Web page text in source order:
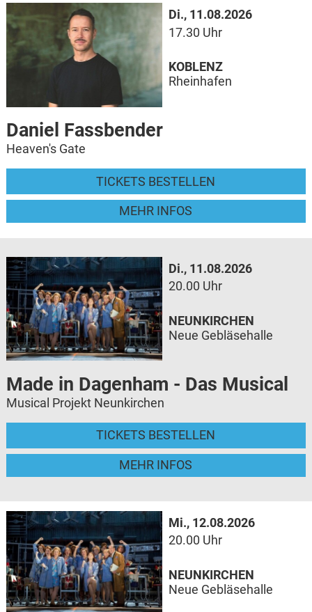
Di., 11.08.2026
17.30 Uhr
Daniel Fassbender
Heaven's Gate
TICKETS BESTELLEN
MEHR INFOS
KOBLENZ
Rheinhafen
Di., 11.08.2026
20.00 Uhr
Made in Dagenham - Das Musical
Musical Projekt Neunkirchen
TICKETS BESTELLEN
MEHR INFOS
NEUNKIRCHEN
Neue Gebläsehalle
Mi., 12.08.2026
20.00 Uhr
NEUNKIRCHEN
Neue Gebläsehalle